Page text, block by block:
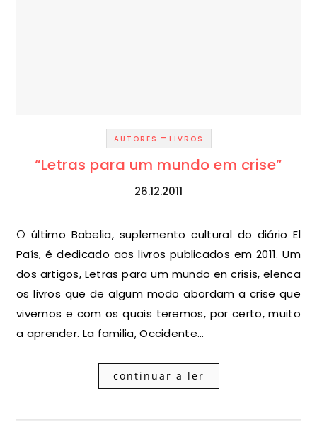
AUTORES - LIVROS
“Letras para um mundo em crise”
26.12.2011
O último Babelia, suplemento cultural do diário El
País, é dedicado aos livros publicados em 2011. Um
dos artigos, Letras para um mundo en crisis, elenca
os livros que de algum modo abordam a crise que
vivemos e com os quais teremos, por certo, muito
a aprender. La familia, Occidente…
continuar a ler